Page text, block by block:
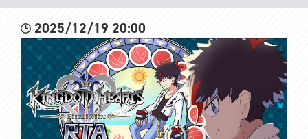
イラスト：チェリ子様
https://twitter.com/chie_rico
#未知まった
----------------------------
メンバーシップはｺﾁﾗ：https://www.youtube.com/channel/UCUfkae
S_RMaZfIapykxldVg/join
2025/12/19 20:00